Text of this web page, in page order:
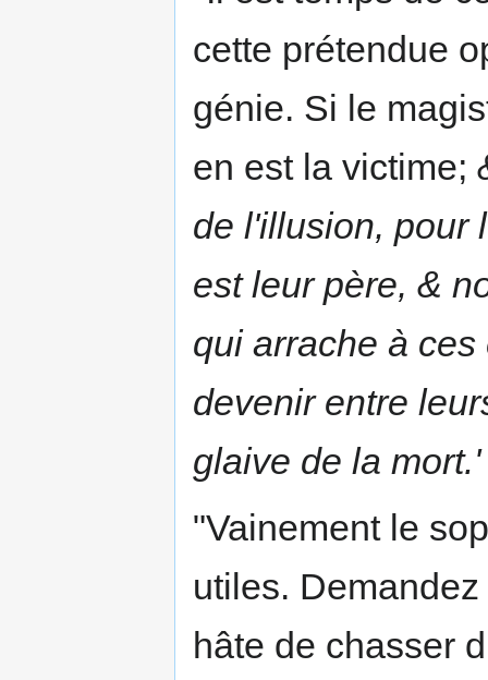
cette prétendue
génie. Si le
en est la victime;
de l'illusion, pour
est leur père, &
qui arrache à
devenir entre
glaive de la mort.'
"Vainement le
utiles.
hâte de chasser